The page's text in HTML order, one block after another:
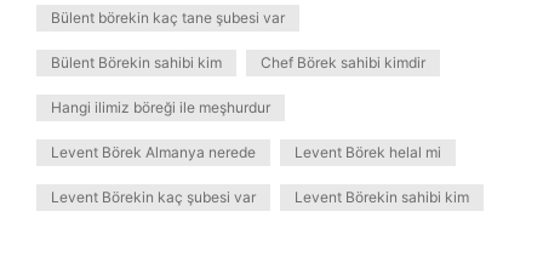
Bülent börekin kaç tane şubesi var
Bülent Börekin sahibi kim Chef Börek sahibi kimdir
Hangi ilimiz böreği ile meşhurdur
Levent Börek Almanya nerede Levent Börek helal mi
Levent Börekin kaç şubesi var Levent Börekin sahibi kim